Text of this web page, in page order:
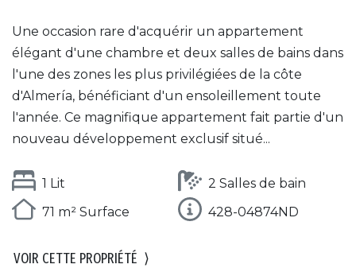
Une occasion rare d'acquérir un appartement
élégant d'une chambre et deux salles de bains dans
l'une des zones les plus privilégiées de la côte
d'Almería, bénéficiant d'un ensoleillement toute
l'année. Ce magnifique appartement fait partie d'un
nouveau développement exclusif situé...
1 Lit
2 Salles de bain
71 m² Surface
428-04874ND
VOIR CETTE PROPRIÉTÉ ⟩